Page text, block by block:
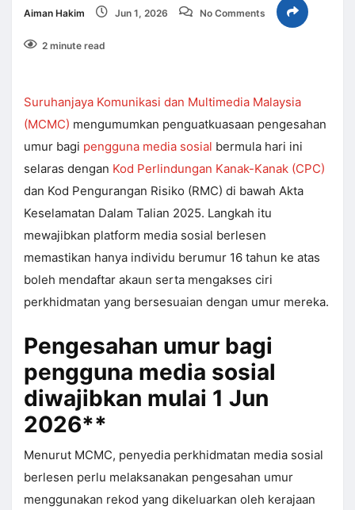
Aiman Hakim Jun 1, 2026 No Comments
2 minute read
Suruhanjaya Komunikasi dan Multimedia Malaysia
(MCMC) mengumumkan penguatkuasaan pengesahan
umur bagi pengguna media sosial bermula hari ini
selaras dengan Kod Perlindungan Kanak-Kanak (CPC)
dan Kod Pengurangan Risiko (RMC) di bawah Akta
Keselamatan Dalam Talian 2025. Langkah itu
mewajibkan platform media sosial berlesen
memastikan hanya individu berumur 16 tahun ke atas
boleh mendaftar akaun serta mengakses ciri
perkhidmatan yang bersesuaian dengan umur mereka.
Pengesahan umur bagi
pengguna media sosial
diwajibkan mulai 1 Jun
2026**
Menurut MCMC, penyedia perkhidmatan media sosial
berlesen perlu melaksanakan pengesahan umur
menggunakan rekod yang dikeluarkan oleh kerajaan